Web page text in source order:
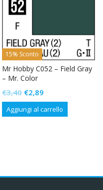
15% Sconto
Mr Hobby C052 – Field Gray
– Mr. Color
3,40Il
prezzo
originale
€ 2,89Il
prezzo
attuale
Aggiungi al carrello